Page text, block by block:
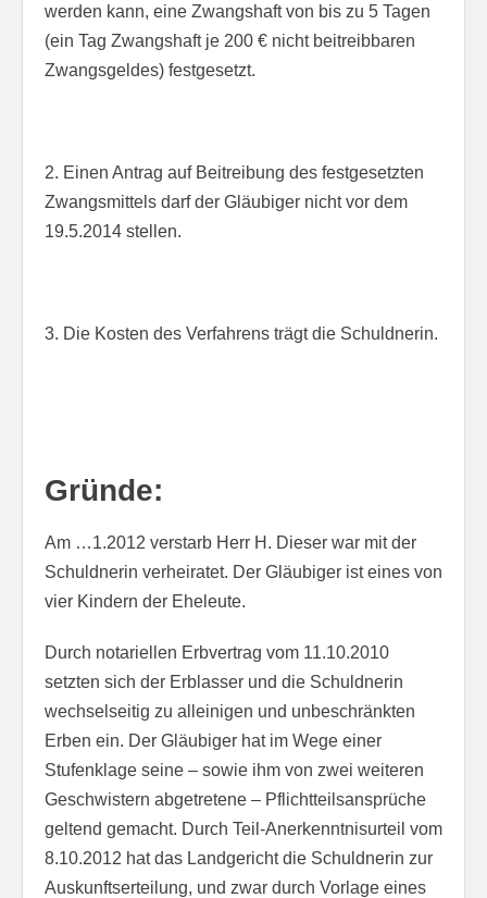
werden kann, eine Zwangshaft von bis zu 5 Tagen
(ein Tag Zwangshaft je 200 € nicht beitreibbaren
Zwangsgeldes) festgesetzt.
2. Einen Antrag auf Beitreibung des festgesetzten
Zwangsmittels darf der Gläubiger nicht vor dem
19.5.2014 stellen.
3. Die Kosten des Verfahrens trägt die Schuldnerin.
Gründe:
Am …1.2012 verstarb Herr H. Dieser war mit der
Schuldnerin verheiratet. Der Gläubiger ist eines von
vier Kindern der Eheleute.
Durch notariellen Erbvertrag vom 11.10.2010
setzten sich der Erblasser und die Schuldnerin
wechselseitig zu alleinigen und unbeschränkten
Erben ein. Der Gläubiger hat im Wege einer
Stufenklage seine – sowie ihm von zwei weiteren
Geschwistern abgetretene – Pflichtteilsansprüche
geltend gemacht. Durch Teil-Anerkenntnisurteil vom
8.10.2012 hat das Landgericht die Schuldnerin zur
Auskunftserteilung, und zwar durch Vorlage eines